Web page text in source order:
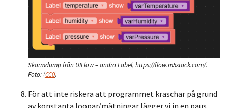
Skärmdump från UIFlow – ändra Label, https://flow.m5stack.com/.
Foto:(CC0)
För att inte riskera att programmet kraschar på grund